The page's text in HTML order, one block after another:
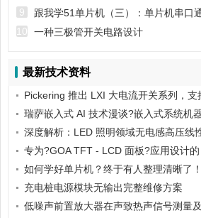
9
一种三极管开关电路设计
10
最新技术资料
Pickering 推出 LXI 大电流开关系列，
瑞萨嵌入式 AI 技术漫谈?嵌入式系统机
深度解析：LED 照明领域无电感高压线
专为?GOA TFT - LCD 面板?应用设计
如何学好单片机？终于有人整理清晰了！
充电桩电源模块无输出完整维修方案
低噪声前置放大器在声致热声信号测量